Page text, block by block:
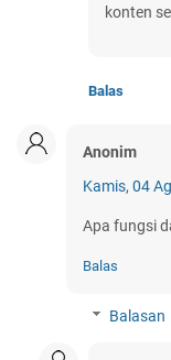
konten
Balas
Anonim
Kamis, 04
Apa fungsi
Balas
Balasan